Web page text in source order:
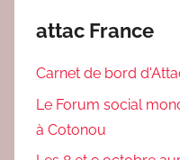
attac France
Carnet de bord
Le Forum social
à Cotonou